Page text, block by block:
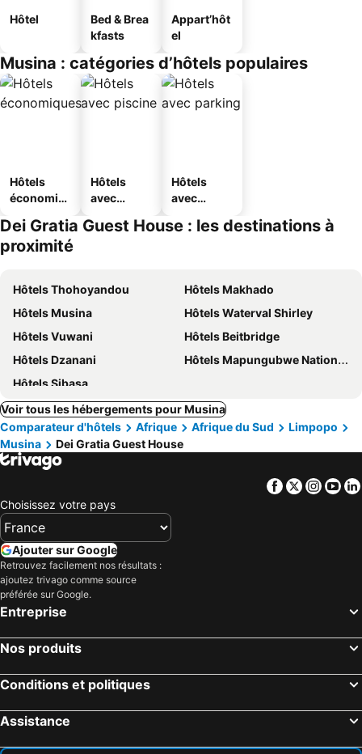
Hôtel
Bed & Brea
kfasts
Appart’hôt
el
Musina : catégories d’hôtels populaires
Hôtels
économiq
Hôtels
avec
Hôtels
avec
Dei Gratia Guest House : les destinations à
proximité
Hôtels Thohoyandou
Hôtels Makhado
Hôtels Musina
Hôtels Waterval Shirley
Hôtels Vuwani
Hôtels Beitbridge
Hôtels Dzanani
Hôtels Mapungubwe National Park
Hôtels Sibasa
Voir tous les hébergements pour Musina
Comparateur d'hôtels
Afrique Afrique du Sud
Limpopo
Musina
Dei Gratia Guest House
Facebook
Twitter
Choisissez votre pays
Ajouter sur Google
Retrouvez facilement nos résultats :
ajoutez trivago comme source
préférée sur Google.
Entreprise
Nos produits
Conditions et politiques
Assistance